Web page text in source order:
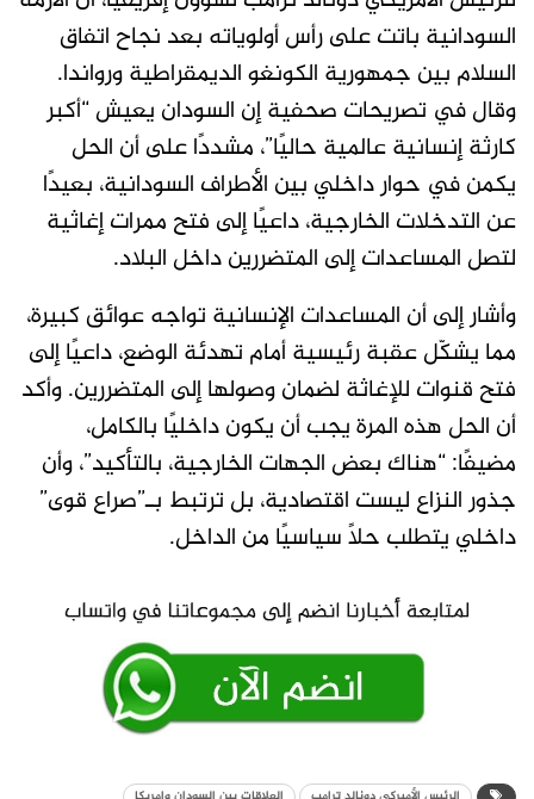
السودانية باتت على رأس أولوياته بعد نجاح اتفاق
السلام بين جمهورية الكونغو الديمقراطية ورواندا.
وقال في تصريحات صحفية إن السودان يعيش “أكبر
كارثة إنسانية عالمية حاليًا”، مشددًا على أن الحل
يكمن في حوار داخلي بين الأطراف السودانية، بعيدًا
عن التدخلات الخارجية، داعيًا إلى فتح ممرات إغاثية
لتصل المساعدات إلى المتضررين داخل البلاد.
وأشار إلى أن المساعدات الإنسانية تواجه عوائق كبيرة،
مما يشكّل عقبة رئيسية أمام تهدئة الوضع، داعيًا إلى
فتح قنوات للإغاثة لضمان وصولها إلى المتضررين. وأكد
أن الحل هذه المرة يجب أن يكون داخليًا بالكامل،
مضيفًا: “هناك بعض الجهات الخارجية، بالتأكيد”، وأن
جذور النزاع ليست اقتصادية، بل ترتبط بـ”صراع قوى”
داخلي يتطلب حلاً سياسيًا من الداخل.